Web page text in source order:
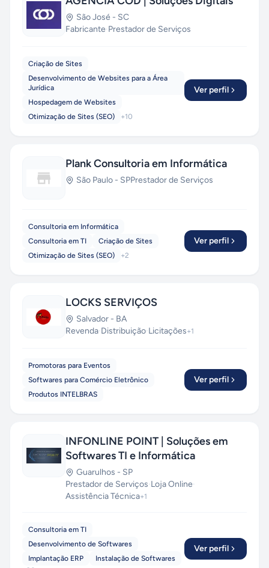
São José - SC
Fabricante·Prestador de Serviços
Criação de Sites
Desenvolvimento de Websites para a Área
Jurídica
Hospedagem de Websites
Otimização de Sites (SEO)
+10
Ver perfil
Plank Consultoria em Informática
São Paulo - SPPrestador de Serviços
Consultoria em Informática
Consultoria em TI
Criação de Sites
Otimização de Sites (SEO)
+2
Ver perfil
LOCKS SERVIÇOS
Salvador - BA
Revenda·Distribuição·Licitações+1
Promotoras para Eventos
Softwares para Comércio Eletrônico
Produtos INTELBRAS
Ver perfil
INFONLINE POINT | Soluções em
Softwares TI e Informática
Guarulhos - SP
Prestador de Serviços·Loja Online·
Assistência Técnica+1
Consultoria em TI
Desenvolvimento de Softwares
Implantação ERP
Instalação de Softwares
Ver perfil